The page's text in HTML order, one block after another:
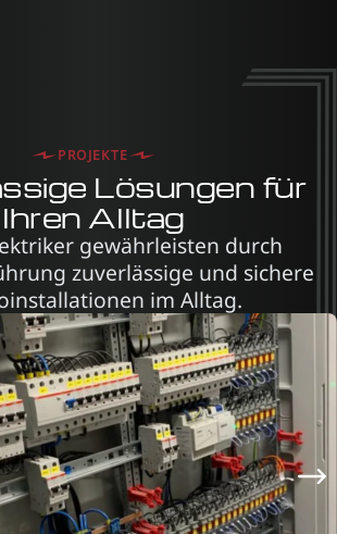
PROJEKTE
Lösungen für
Ihren Alltag
gewährleisten durch
zuverlässige und sichere
im Alltag.